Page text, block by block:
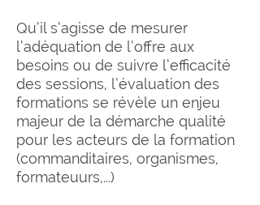
Qu’il s’agisse de mesurer
l’adéquation de l’offre aux
besoins ou de suivre l’efficacité
des sessions, l’évaluation des
formations se révèle un enjeu
majeur de la démarche qualité
pour les acteurs de la formation
(commanditaires, organismes,
formateuurs,...)